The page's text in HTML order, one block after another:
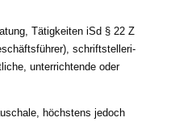
Tätigkeiten iSd § 22 Z
schrift­stel­le­ri­
unter­rich­ten­de oder
höchs­tens jedoch